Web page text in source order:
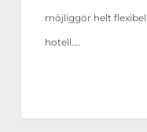
möjliggör helt
hotell.…